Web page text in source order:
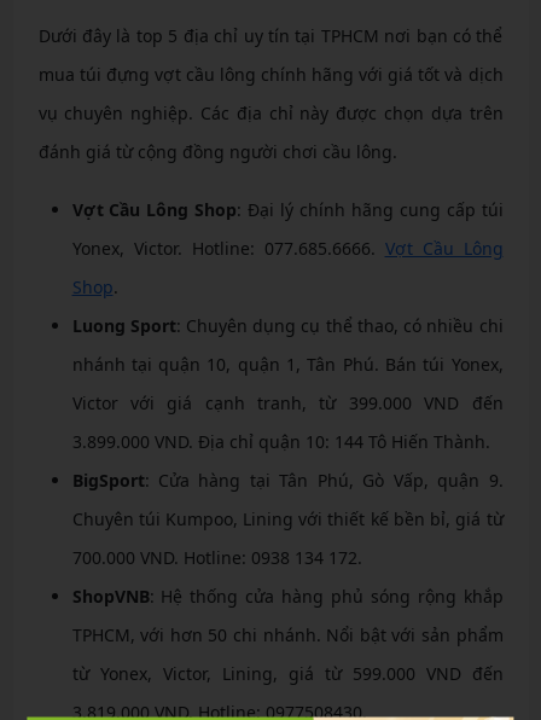
Dưới đây là top 5 địa chỉ uy tín tại TPHCM nơi bạn có thể
mua túi đựng vợt cầu lông chính hãng với giá tốt và dịch
vụ chuyên nghiệp. Các địa chỉ này được chọn dựa trên
đánh giá từ cộng đồng người chơi cầu lông.
Vợt Cầu Lông Shop: Đại lý chính hãng cung cấp túi
Yonex, Victor. Hotline: 077.685.6666. Vợt Cầu Lông
Shop.
Luong Sport: Chuyên dụng cụ thể thao, có nhiều chi
nhánh tại quận 10, quận 1, Tân Phú. Bán túi Yonex,
Victor với giá cạnh tranh, từ 399.000 VND đến
3.899.000 VND. Địa chỉ quận 10: 144 Tô Hiến Thành.
BigSport: Cửa hàng tại Tân Phú, Gò Vấp, quận 9.
Chuyên túi Kumpoo, Lining với thiết kế bền bỉ, giá từ
700.000 VND. Hotline: 0938 134 172.
ShopVNB: Hệ thống cửa hàng phủ sóng rộng khắp
TPHCM, với hơn 50 chi nhánh. Nổi bật với sản phẩm
từ Yonex, Victor, Lining, giá từ 599.000 VND đến
3.819.000 VND. Hotline: 0977508430.